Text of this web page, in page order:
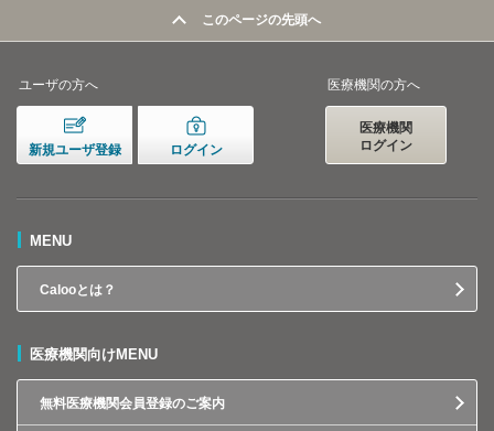
このページの先頭へ
ユーザの方へ
新規ユーザ登録 ログイン
医療機関の方へ
医療機関
ログイン
MENU
Calooとは？
医療機関向けMENU
無料医療機関会員登録のご案内